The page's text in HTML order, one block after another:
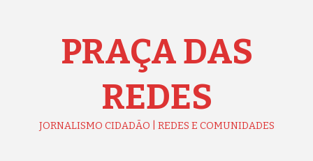
PRAÇA DAS
REDES
JORNALISMO CIDADÃO | REDES E COMUNIDADES